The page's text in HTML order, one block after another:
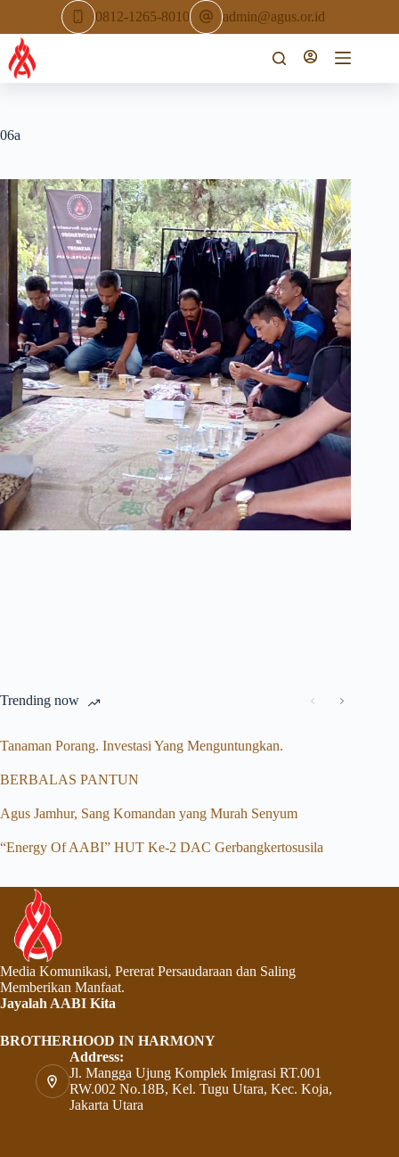
content
0812-1265-8010 admin@agus.or.id
06a
Trending now
Tanaman Porang. Investasi Yang Menguntungkan.
BERBALAS PANTUN
Agus Jamhur, Sang Komandan yang Murah Senyum
“Energy Of AABI” HUT Ke-2 DAC Gerbangkertosusila
Media Komunikasi, Pererat Persaudaraan dan Saling
Memberikan Manfaat.
Jayalah AABI Kita
BROTHERHOOD IN HARMONY
Address:
Jl. Mangga Ujung Komplek Imigrasi RT.001
RW.002 No.18B, Kel. Tugu Utara, Kec. Koja,
Jakarta Utara